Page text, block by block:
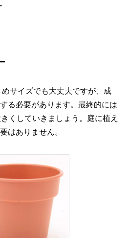
サイズでも大丈夫ですが、成
る必要があります。最終的には
くしていきましょう。庭に植え
はありません。